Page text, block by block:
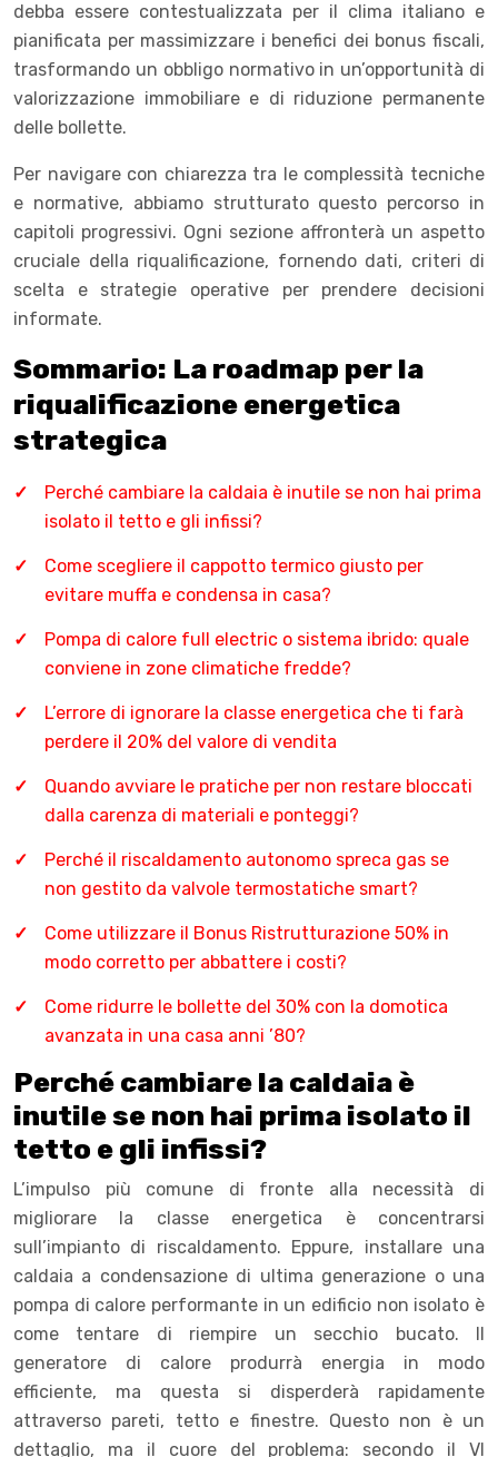
debba essere contestualizzata per il clima italiano e
pianificata per massimizzare i benefici dei bonus fiscali,
trasformando un obbligo normativo in un’opportunità di
valorizzazione immobiliare e di riduzione permanente
delle bollette.
Per navigare con chiarezza tra le complessità tecniche
e normative, abbiamo strutturato questo percorso in
capitoli progressivi. Ogni sezione affronterà un aspetto
cruciale della riqualificazione, fornendo dati, criteri di
scelta e strategie operative per prendere decisioni
informate.
Sommario: La roadmap per la
riqualificazione energetica
strategica
Perché cambiare la caldaia è inutile se non hai prima
isolato il tetto e gli infissi?
Come scegliere il cappotto termico giusto per
evitare muffa e condensa in casa?
Pompa di calore full electric o sistema ibrido: quale
conviene in zone climatiche fredde?
L’errore di ignorare la classe energetica che ti farà
perdere il 20% del valore di vendita
Quando avviare le pratiche per non restare bloccati
dalla carenza di materiali e ponteggi?
Perché il riscaldamento autonomo spreca gas se
non gestito da valvole termostatiche smart?
Come utilizzare il Bonus Ristrutturazione 50% in
modo corretto per abbattere i costi?
Come ridurre le bollette del 30% con la domotica
avanzata in una casa anni ’80?
Perché cambiare la caldaia è
inutile se non hai prima isolato il
tetto e gli infissi?
L’impulso più comune di fronte alla necessità di
migliorare la classe energetica è concentrarsi
sull’impianto di riscaldamento. Eppure, installare una
caldaia a condensazione di ultima generazione o una
pompa di calore performante in un edificio non isolato è
come tentare di riempire un secchio bucato. Il
generatore di calore produrrà energia in modo
efficiente, ma questa si disperderà rapidamente
attraverso pareti, tetto e finestre. Questo non è un
dettaglio, ma il cuore del problema: secondo il VI